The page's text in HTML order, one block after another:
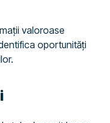
valoroase
oportunități